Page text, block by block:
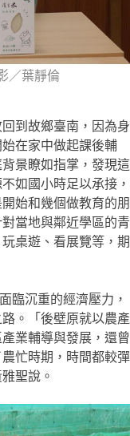
／葉靜倫
到故鄉臺南，因為身
在家中做起課後輔
景瞭如指掌，發現這
如國小時足以承接，
始和幾個做教育的朋
當地與鄰近學區的青
桌遊、看展覽等，期
臨沉重的經濟壓力，
。「後壁原就以農產
業輔導與發展，還曾
忙時期，時間都較彈
聖說。